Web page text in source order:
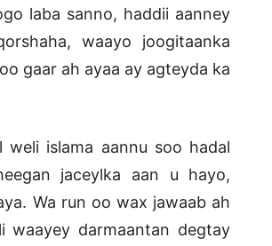
laba sanno, haddii aanney
waayo joogitaanka
gaar ah ayaa ay agteyda ka
weli islama aannu soo hadal
jaceylka aan u hayo,
Wa run oo wax jawaab ah
waayey darmaantan degtay